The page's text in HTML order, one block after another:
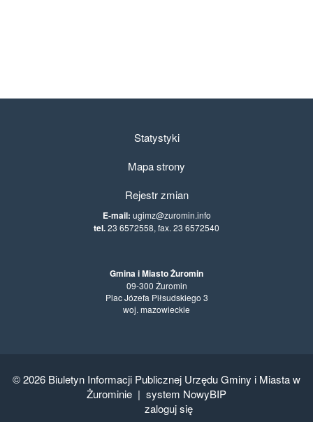
Statystyki
Mapa strony
Rejestr zmian
E-mail: ugimz@zuromin.info
tel.23 6572558, fax. 23 6572540
Gmina i Miasto Żuromin
09-300 Żuromin
Plac Józefa Piłsudskiego 3
woj. mazowieckie
© 2026 Biuletyn Informacji Publicznej Urzędu Gminy i Miasta w
Żurominie | system NowyBIP
zaloguj się